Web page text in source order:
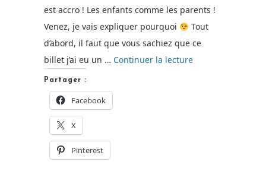
est accro ! Les enfants comme les parents !
Venez, je vais expliquer pourquoi
Tout
d’abord, il faut que vous sachiez que ce
billet j’ai eu un … Continuer la lecturede
Partager :
Facebook
X
Pinterest